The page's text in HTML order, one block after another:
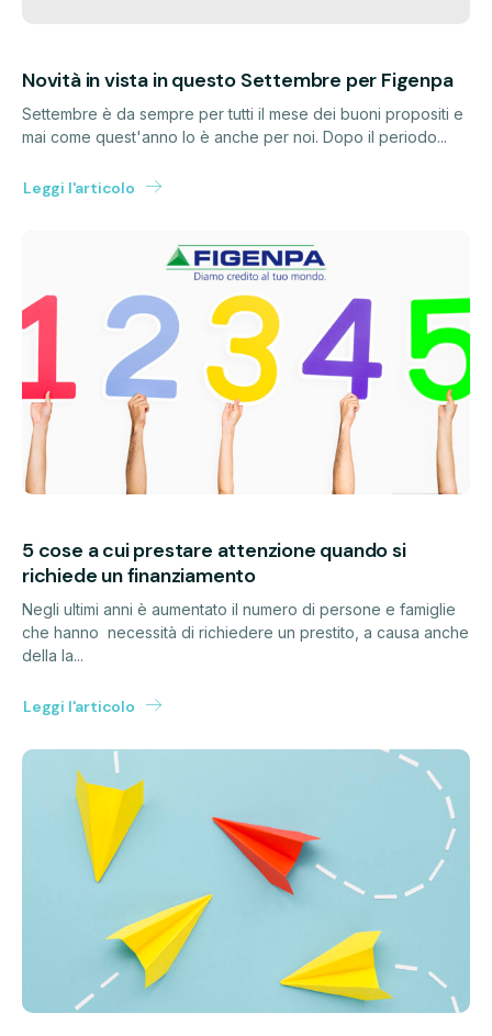
Novità in vista in questo Settembre per Figenpa
Settembre è da sempre per tutti il mese dei buoni propositi e
mai come quest'anno lo è anche per noi. Dopo il periodo...
Leggi l'articolo
5 cose a cui prestare attenzione quando si
richiede un finanziamento
Negli ultimi anni è aumentato il numero di persone e famiglie
che hanno necessità di richiedere un prestito, a causa anche
della la...
Leggi l'articolo